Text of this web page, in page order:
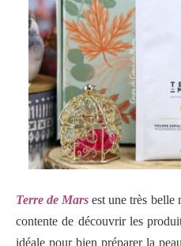
Terre de Mars est une très belle
contente de découvrir les
idéale pour bien préparer la